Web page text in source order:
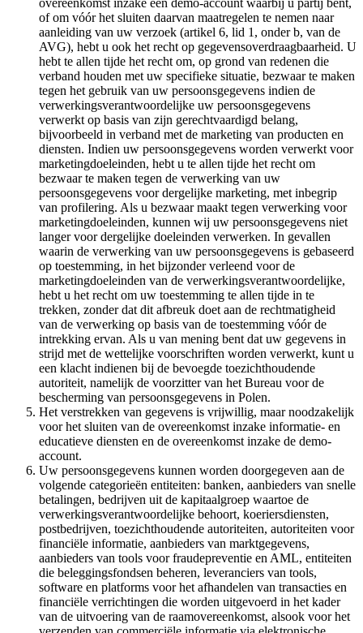
overeenkomst inzake een demo-account waarbij u partij bent,
of om vóór het sluiten daarvan maatregelen te nemen naar
aanleiding van uw verzoek (artikel 6, lid 1, onder b, van de
AVG), hebt u ook het recht op gegevensoverdraagbaarheid. U
hebt te allen tijde het recht om, op grond van redenen die
verband houden met uw specifieke situatie, bezwaar te maken
tegen het gebruik van uw persoonsgegevens indien de
verwerkingsverantwoordelijke uw persoonsgegevens
verwerkt op basis van zijn gerechtvaardigd belang,
bijvoorbeeld in verband met de marketing van producten en
diensten. Indien uw persoonsgegevens worden verwerkt voor
marketingdoeleinden, hebt u te allen tijde het recht om
bezwaar te maken tegen de verwerking van uw
persoonsgegevens voor dergelijke marketing, met inbegrip
van profilering. Als u bezwaar maakt tegen verwerking voor
marketingdoeleinden, kunnen wij uw persoonsgegevens niet
langer voor dergelijke doeleinden verwerken. In gevallen
waarin de verwerking van uw persoonsgegevens is gebaseerd
op toestemming, in het bijzonder verleend voor de
marketingdoeleinden van de verwerkingsverantwoordelijke,
hebt u het recht om uw toestemming te allen tijde in te
trekken, zonder dat dit afbreuk doet aan de rechtmatigheid
van de verwerking op basis van de toestemming vóór de
intrekking ervan. Als u van mening bent dat uw gegevens in
strijd met de wettelijke voorschriften worden verwerkt, kunt u
een klacht indienen bij de bevoegde toezichthoudende
autoriteit, namelijk de voorzitter van het Bureau voor de
bescherming van persoonsgegevens in Polen.
Het verstrekken van gegevens is vrijwillig, maar noodzakelijk
voor het sluiten van de overeenkomst inzake informatie- en
educatieve diensten en de overeenkomst inzake de demo-
account.
Uw persoonsgegevens kunnen worden doorgegeven aan de
volgende categorieën entiteiten: banken, aanbieders van snelle
betalingen, bedrijven uit de kapitaalgroep waartoe de
verwerkingsverantwoordelijke behoort, koeriersdiensten,
postbedrijven, toezichthoudende autoriteiten, autoriteiten voor
financiële informatie, aanbieders van marktgegevens,
aanbieders van tools voor fraudepreventie en AML, entiteiten
die beleggingsfondsen beheren, leveranciers van tools,
software en platforms voor het afhandelen van transacties en
financiële verrichtingen die worden uitgevoerd in het kader
van de uitvoering van de raamovereenkomst, alsook voor het